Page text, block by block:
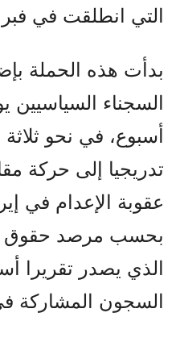
التي انطلقت في فبراير
بدأت هذه الحملة
السجناء السياسيين
أسبوع، في نحو
تدريجيا إلى حركة
بحسب مرصد حقوق
الذي يصدر تقريرا
السجون المشاركة